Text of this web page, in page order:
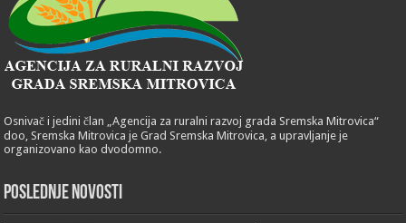
Osnivač i jedini član „Agencija za ruralni razvoj grada Sremska Mitrovica“
doo, Sremska Mitrovica je Grad Sremska Mitrovica, a upravljanje je
organizovano kao dvodomno.
POSLEDNJE NOVOSTI